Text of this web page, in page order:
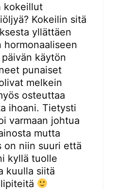
kokeillut
Kokeilin sitä
yllättäen
käytön
punaiset
melkein
osteuttaa
ihoani. Tietysti
varmaan johtua
mutta
on niin suuri että
kyllä tuolle
kuulla siitä